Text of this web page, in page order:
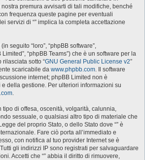
premura avvisarti di tali modifiche, benché
frequenza queste pagine per eventuali
servizi di “” implica la completa accettazione
seguito “loro”, “phpBB software”,
Limited”, “phpBB Teams”) che è un software per la
sotto “GNU General Public License v2”
scaricabile da www.phpbb.com. Il software
internet; phpBB Limited non è
della gestione. Per ulteriori informazioni su
.
tipo di offesa, oscenità, volgarità, calunnia,
sessuale, o qualsiasi altro tipo di materiale che
del proprio Stato, o dello Stato dove “” è
Fare ciò porta all’immediato e
con notifica al tuo provider Internet se è
gli indirizzi IP sono registrati per salvaguardare
Accetti che “” abbia il diritto di rimuovere,